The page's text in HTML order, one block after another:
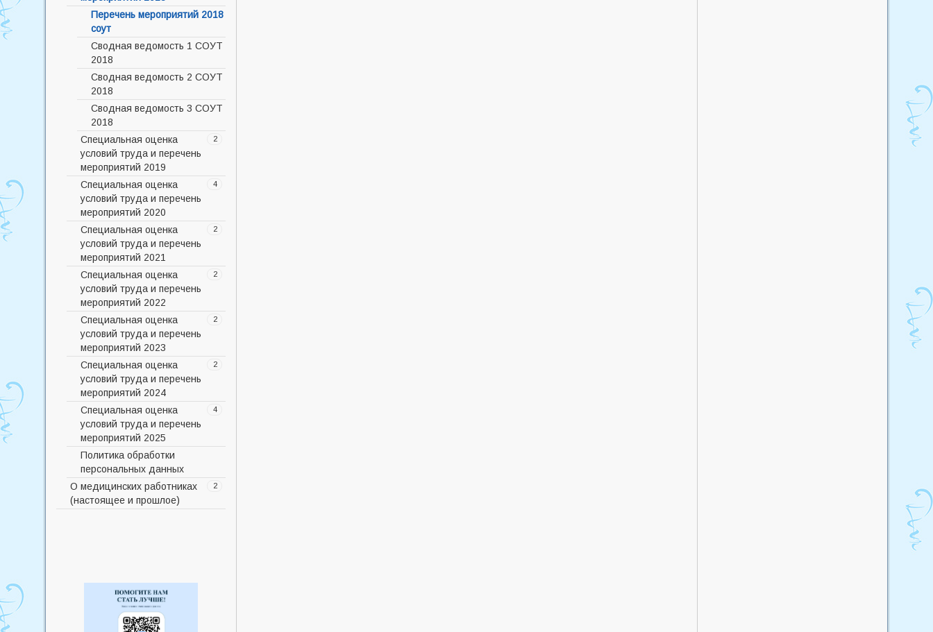
период"
Энтеровирус
Памятка для родителей
Информации для родителей
недоношенных детей или
детей с ретинопатией
недоношенных
Меры социальной поддержки
беременных женщин
ГУ- Омское региональное
отделение Фонда
социального страхования
Российской Федерации
О РОДОВОМ СЕРТИФИКАТЕ
Центр здоровья детей БУЗОО
«ОДКБ»
Программа родовых
сертификатов
Материнский капитал на
нужды ребенка-инвалида
Перечень мероприятий 2018
соут
Сводная ведомость 1 СОУТ
2018
Сводная ведомость 2 СОУТ
2018
Сводная ведомость 3 СОУТ
2018
2
Специальная оценка
условий труда и перечень
мероприятий 2019
Перечень мероприятий 2019
Сводная ведомость 2019
4
Специальная оценка
условий труда и перечень
мероприятий 2020
Перечень мероприятий 2020
Сводная ведомость 2020
Перечень рабочих мест
2020г 19р.м.
Перечень мероприятий
2020г 19р.м
2
Специальная оценка
условий труда и перечень
мероприятий 2021
Мероприятия СОУТ 2021
Сводная ведомость СОУТ
2021
2
Специальная оценка
условий труда и перечень
мероприятий 2022
Мероприятия СОУТ 2022
Cводная ведомость СОУТ
2022
2
Специальная оценка
условий труда и перечень
мероприятий 2023
Мероприятия СОУТ 2023
Cводная ведомость СОУТ
2023
2
Специальная оценка
условий труда и перечень
мероприятий 2024
План мероприятий по
улучшению условий труда
СОУТ 2024г
Сводная ведомость рабочих
мест СОУТ 2024г
4
Специальная оценка
условий труда и перечень
мероприятий 2025
Перечень мероприятий 1 р.м
Перечень мероприятий 30
р.м
Сводная ведомость 1 р.м
Политика обработки
персональных данных
2
О медицинских работниках
(настоящее и прошлое)